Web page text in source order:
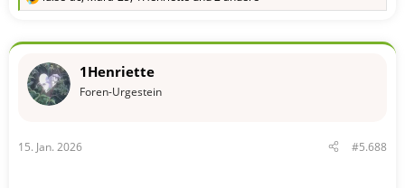
k
o
:
1Henriette
Foren-Urgestein
15. Jan. 2026 #5.688